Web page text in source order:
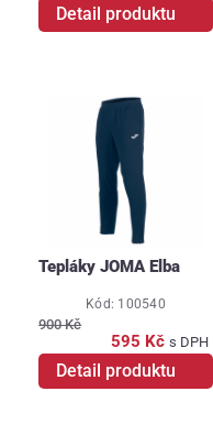
Detail produktu
Tepláky JOMA Elba
Kód: 100540
900 Kč
595 Kč s DPH
Detail produktu